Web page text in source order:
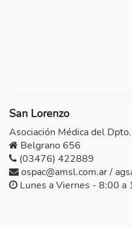
San Lorenzo
Asociación Médica del
Belgrano 656
(03476) 422889
ospac@amsl.com.ar /
Lunes a Viernes - 8:00 a